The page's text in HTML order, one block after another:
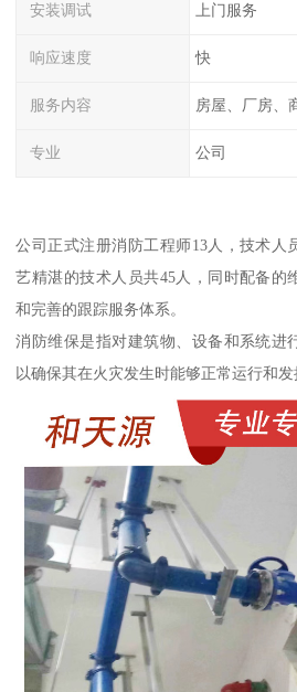
安装调试 上门服务
响应速度 快
服务内容 房屋、厂房、
专业 公司
公司正式注册消防工程师13人，技术人
艺精湛的技术人员共45人，同时配备的
和完善的跟踪服务体系。
消防维保是指对建筑物、设备和系统进
以确保其在火灾发生时能够正常运行和发